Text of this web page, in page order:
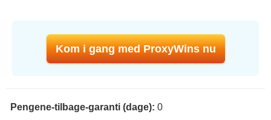
Kom i gang med ProxyWins nu
Pengene-tilbage-garanti (dage): 0